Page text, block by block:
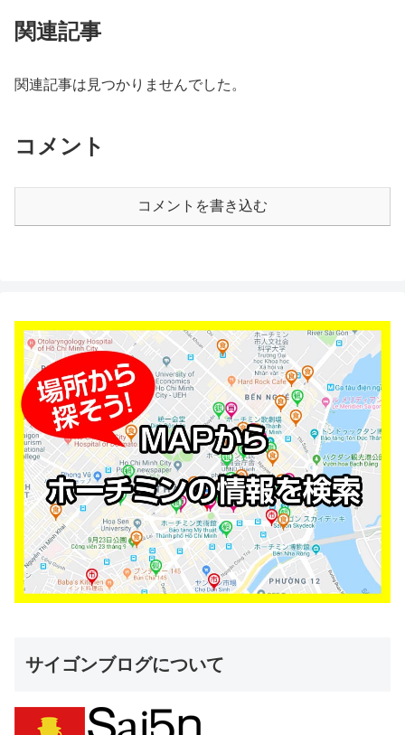
関連記事
関連記事は見つかりませんでした。
コメント
コメントを書き込む
サイゴンブログについて